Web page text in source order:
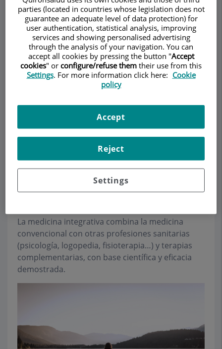
Description ServicesTeamContactRelevant details
Make an appointment
Mirada integrativa
La Dra. Colomé y su equipo hacen un abordaje de
las patologías nasales que tiene en cuenta tanto
la especialidad rinológica como la parte
La medicina integrativa combina la medicina
convencional con otras profesiones sanitarias
(psicología, logopedia, fisioterapia…) y terapias
complementarias, con base científica y eficacia
demostrada.
parties (located in countries whose legislation does not
guarantee an adequate level of data protection) for
user authentication, statistical analysis, improving
services and showing personalised advertising
through the analysis of your navigation. You can
accept all cookies by pressing the button "Accept
cookies" or configure/refuse them their use from this
Settings. For more information click here: Cookie
policy
Settings
Reject
Accept